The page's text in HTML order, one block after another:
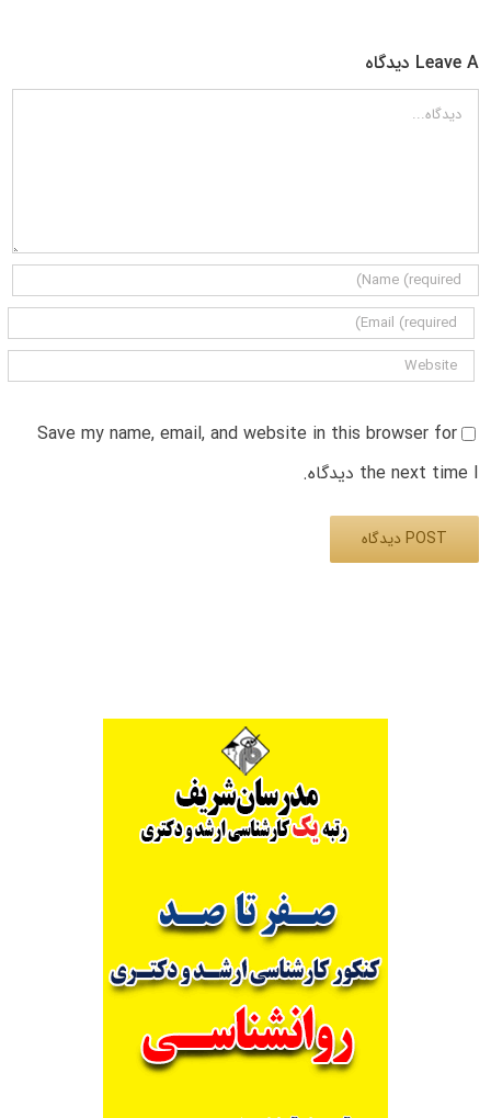
Leave A دیدگاه
دیدگاه
Save my name, email, and website in this browser for
the next time I دیدگاه.